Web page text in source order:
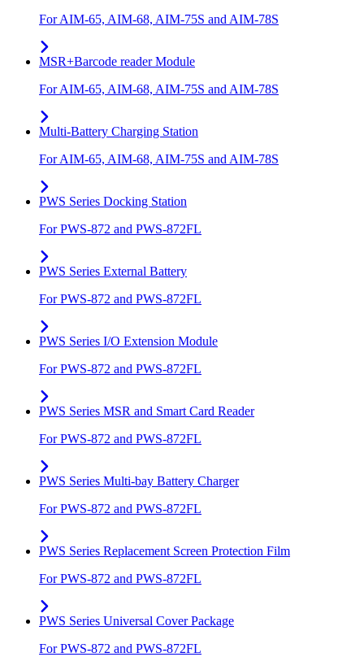
For AIM-65, AIM-68, AIM-75S and AIM-78S
MSR+Barcode reader Module
For AIM-65, AIM-68, AIM-75S and AIM-78S
Multi-Battery Charging Station
For AIM-65, AIM-68, AIM-75S and AIM-78S
PWS Series Docking Station
For PWS-872 and PWS-872FL
PWS Series External Battery
For PWS-872 and PWS-872FL
PWS Series I/O Extension Module
For PWS-872 and PWS-872FL
PWS Series MSR and Smart Card Reader
For PWS-872 and PWS-872FL
PWS Series Multi-bay Battery Charger
For PWS-872 and PWS-872FL
PWS Series Replacement Screen Protection Film
For PWS-872 and PWS-872FL
PWS Series Universal Cover Package
For PWS-872 and PWS-872FL